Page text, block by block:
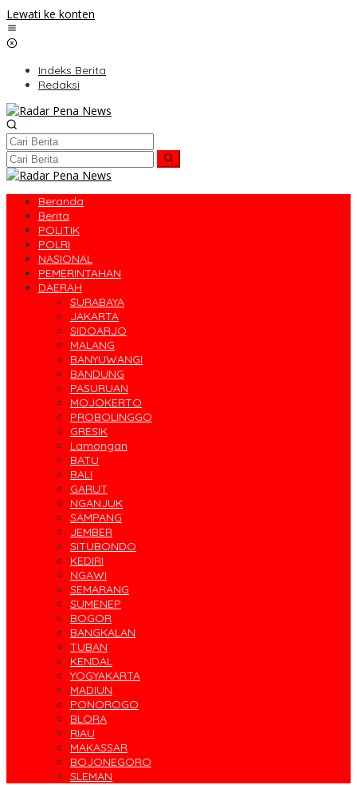
Lewati ke konten
Indeks Berita
Redaksi
Beranda
Berita
POLITIK
POLRI
NASIONAL
PEMERINTAHAN
DAERAH
SURABAYA
JAKARTA
SIDOARJO
MALANG
BANYUWANGI
BANDUNG
PASURUAN
MOJOKERTO
PROBOLINGGO
GRESIK
Lamongan
BATU
BALI
GARUT
NGANJUK
SAMPANG
JEMBER
SITUBONDO
KEDIRI
NGAWI
SEMARANG
SUMENEP
BOGOR
BANGKALAN
TUBAN
KENDAL
YOGYAKARTA
MADIUN
PONOROGO
BLORA
RIAU
MAKASSAR
BOJONEGORO
SLEMAN